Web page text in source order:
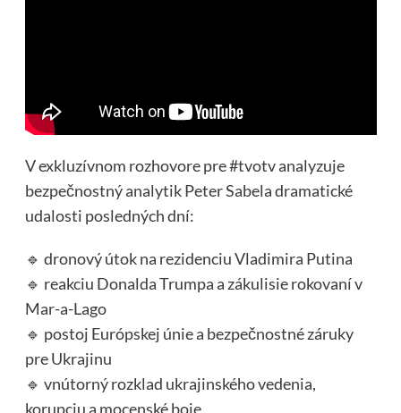
V exkluzívnom rozhovore pre #tvotv analyzuje
bezpečnostný analytik Peter Sabela dramatické
udalosti posledných dní:
🔹 dronový útok na rezidenciu Vladimira Putina
🔹 reakciu Donalda Trumpa a zákulisie rokovaní v
Mar-a-Lago
🔹 postoj Európskej únie a bezpečnostné záruky
pre Ukrajinu
🔹 vnútorný rozklad ukrajinského vedenia,
korupciu a mocenské boje